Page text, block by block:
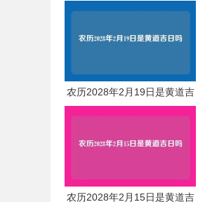
农历2028年2月19日是黄道吉
日吗
农历2028年2月15日是黄道吉